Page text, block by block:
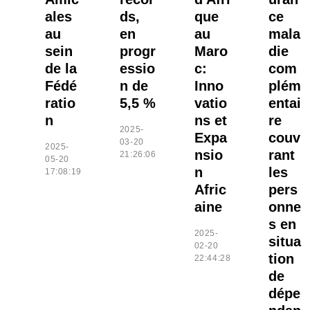
ales
au
sein
de la
Fédé
ratio
n
2025-
05-20
17:08:19
ds,
en
progr
essio
n de
5,5 %
2025-
03-20
21:26:06
que
au
Maro
c:
Inno
vatio
ns et
Expa
nsio
n
Afric
aine
2025-
02-20
22:44:28
ce
mala
die
com
plém
entai
re
couv
rant
les
pers
onne
s en
situa
tion
de
dépe